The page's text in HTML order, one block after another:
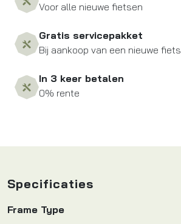
Voor alle nieuwe fietsen
Gratis servicepakket
Bij aankoop van een nieuwe fiets
In 3 keer betalen
0% rente
Specificaties
Frame Type